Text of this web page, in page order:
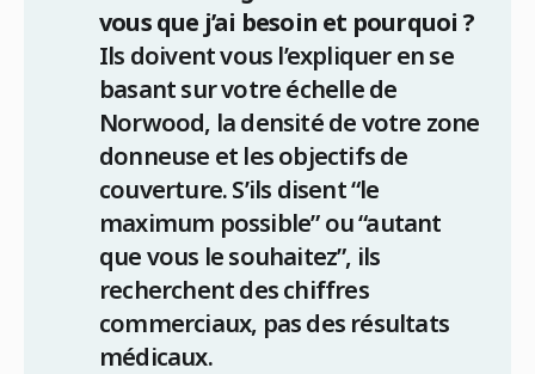
vous que j’ai besoin et pourquoi ?
Ils doivent vous l’expliquer en se
basant sur votre échelle de
Norwood, la densité de votre zone
donneuse et les objectifs de
couverture. S’ils disent “le
maximum possible” ou “autant
que vous le souhaitez”, ils
recherchent des chiffres
commerciaux, pas des résultats
médicaux.